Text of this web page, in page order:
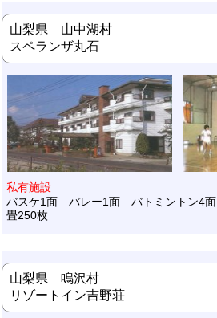
山梨県 山中湖村
スペランザ丸石
私有施設
バスケ1面 バレー1面 バトミントン4面
畳250枚
山梨県 鳴沢村
リゾートイン吉野荘